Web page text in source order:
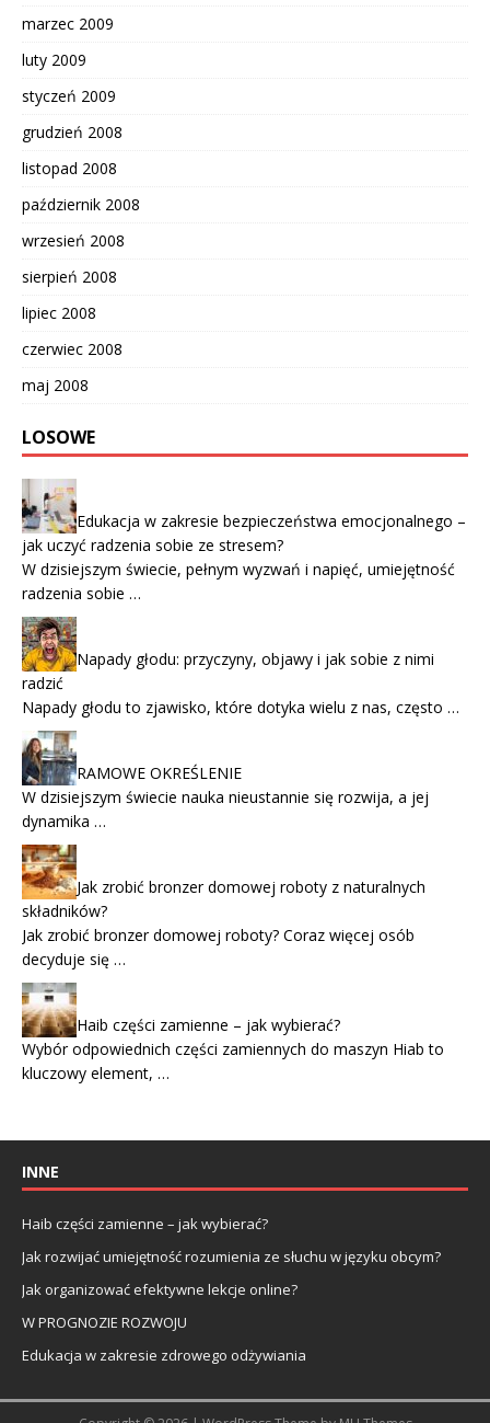
marzec 2009
luty 2009
styczeń 2009
grudzień 2008
listopad 2008
październik 2008
wrzesień 2008
sierpień 2008
lipiec 2008
czerwiec 2008
maj 2008
LOSOWE
Edukacja w zakresie bezpieczeństwa emocjonalnego –
jak uczyć radzenia sobie ze stresem?
W dzisiejszym świecie, pełnym wyzwań i napięć, umiejętność
radzenia sobie …
Napady głodu: przyczyny, objawy i jak sobie z nimi
radzić
Napady głodu to zjawisko, które dotyka wielu z nas, często …
RAMOWE OKREŚLENIE
W dzisiejszym świecie nauka nieustannie się rozwija, a jej
dynamika …
Jak zrobić bronzer domowej roboty z naturalnych
składników?
Jak zrobić bronzer domowej roboty? Coraz więcej osób
decyduje się …
Haib części zamienne – jak wybierać?
Wybór odpowiednich części zamiennych do maszyn Hiab to
kluczowy element, …
INNE
Haib części zamienne – jak wybierać?
Jak rozwijać umiejętność rozumienia ze słuchu w języku obcym?
Jak organizować efektywne lekcje online?
W PROGNOZIE ROZWOJU
Edukacja w zakresie zdrowego odżywiania